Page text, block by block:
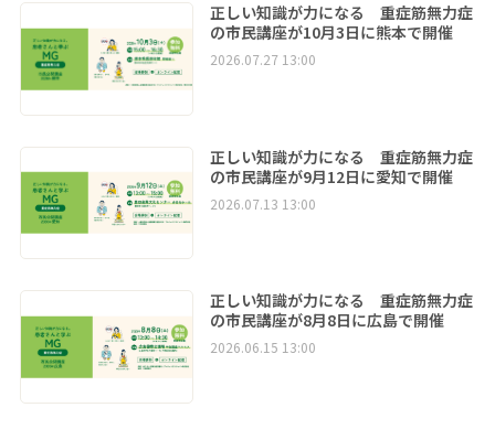
正しい知識が力になる 重症筋無力症
の市民講座が10月3日に熊本で開催
2026.07.27 13:00
正しい知識が力になる 重症筋無力症
の市民講座が9月12日に愛知で開催
2026.07.13 13:00
正しい知識が力になる 重症筋無力症
の市民講座が8月8日に広島で開催
2026.06.15 13:00